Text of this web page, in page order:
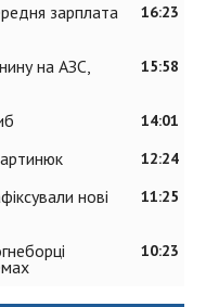
16:23
зарплата
15:58
на АЗС,
14:01
12:24
11:25
нові
10:23